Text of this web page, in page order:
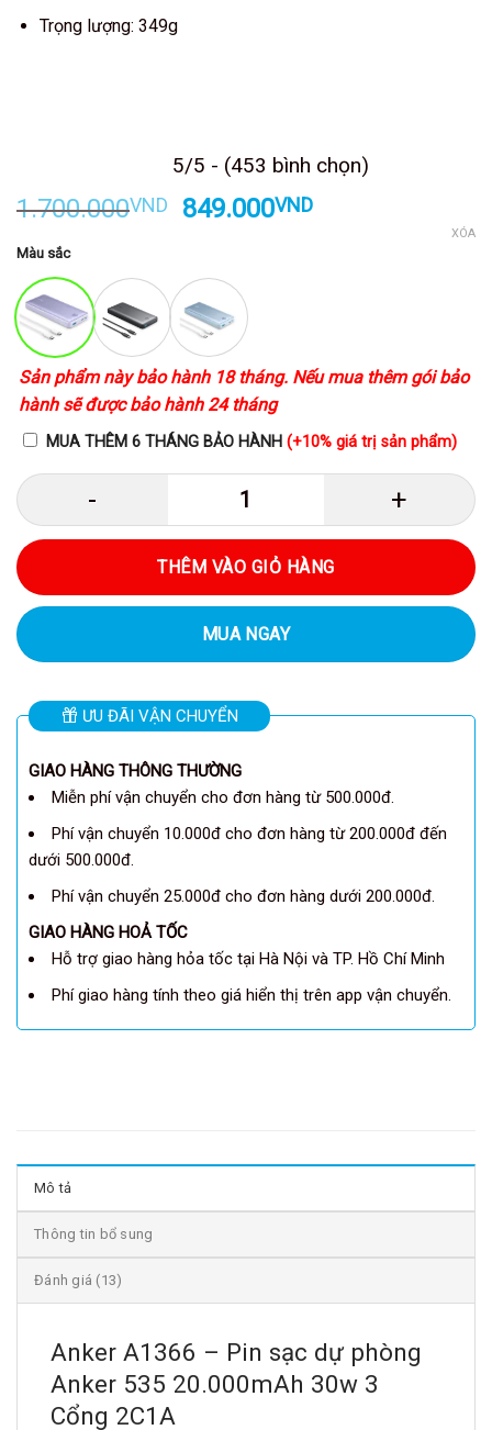
Trọng lượng: 349g
5/5 - (453 bình chọn)
1.700.000VND
Giá
1.700.000VND.
849.000VNDGiá
Màu sắc
XÓA
Sản phẩm này bảo hành 18 tháng. Nếu mua thêm gói bảo
hành sẽ được bảo hành 24 tháng
MUA THÊM 6 THÁNG BẢO HÀNH (+10% giá trị sản phẩm)
Anker A1366 - Pin sạc dự phòng
THÊM VÀO GIỎ HÀNG
MUA NGAY
ƯU ĐÃI VẬN CHUYỂN
GIAO HÀNG THÔNG THƯỜNG
Miễn phí vận chuyển cho đơn hàng từ 500.000đ.
Phí vận chuyển 10.000đ cho đơn hàng từ 200.000đ đến
dưới 500.000đ.
Phí vận chuyển 25.000đ cho đơn hàng dưới 200.000đ.
GIAO HÀNG HOẢ TỐC
Hỗ trợ giao hàng hỏa tốc tại Hà Nội và TP. Hồ Chí Minh
Phí giao hàng tính theo giá hiển thị trên app vận chuyển.
Mô tả
Thông tin bổ sung
Đánh giá (13)
Anker A1366 – Pin sạc dự phòng
Anker 535 20.000mAh 30w 3
Cổng 2C1A